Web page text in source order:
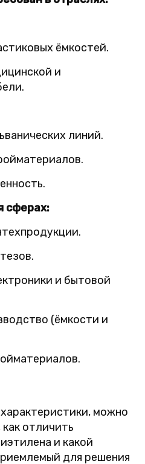
ёмкостей.
и
линий.
сферах:
и бытовой
(ёмкости и
можно
отличить
и какой
для решения